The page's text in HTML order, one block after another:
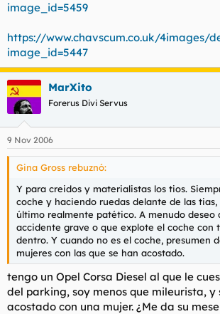
image_id=5459
https://www.chavscum.co.uk/4images/
image_id=5447
MarXito
Forerus Divi Servus
9 Nov 2006
Gina Gross rebuznó:
Y para creidos y materialistas los tios.
coche y haciendo ruedas delante de las
último realmente patético. A menudo deseo
accidente grave o que explote el coche con
dentro. Y cuando no es el coche, presumen
mujeres con las que se han acostado.
tengo un Opel Corsa Diesel al que le
del parking, soy menos que mileurista, y
acostado con una mujer. ¿Me da su